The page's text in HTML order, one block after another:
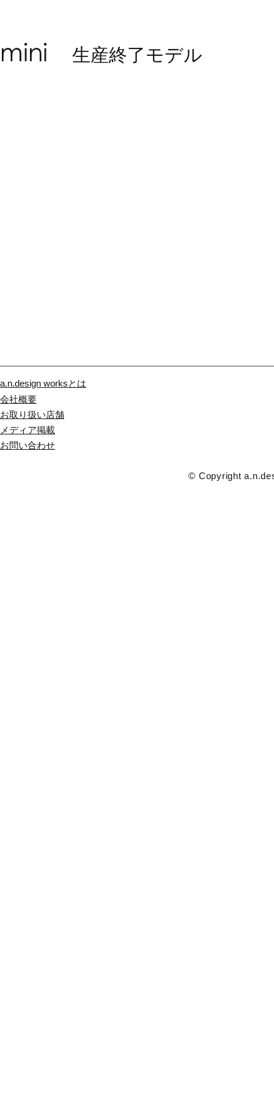
mini 生産終了モデル
a.n.design worksとは
会社概要
お取り扱い店舗
メディア掲載
​お問い合わせ
© Copyright